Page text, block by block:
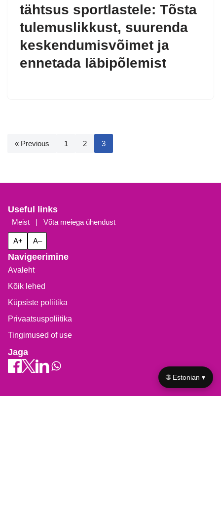
tähtsus sportlastele: Tõsta
tulemuslikkust, suurenda
keskendumisvõimet ja
ennetada läbipõlemist
« Previous 1 2 3
Useful links
Meist | Võta meiega ühendust
A+ A–
Navigeerimine
Avaleht
Kõik lehed
Küpsiste poliitika
Privaatsuspoliitika
Tingimused of use
Jaga
🌐 Estonian ▾